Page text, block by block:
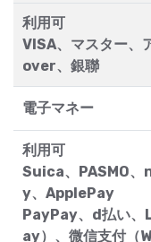
利用可
VISA、マスター、
over、銀聯
電子マネー
利用可
Suica、PASMO、
y、ApplePay
PayPay、d払い、
ay）、微信支付（